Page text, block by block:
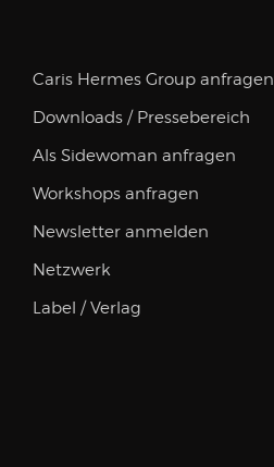
Caris Hermes Group anfragen
Downloads / Pressebereich
Als Sidewoman anfragen
Workshops anfragen
Newsletter anmelden
Netzwerk
Label / Verlag